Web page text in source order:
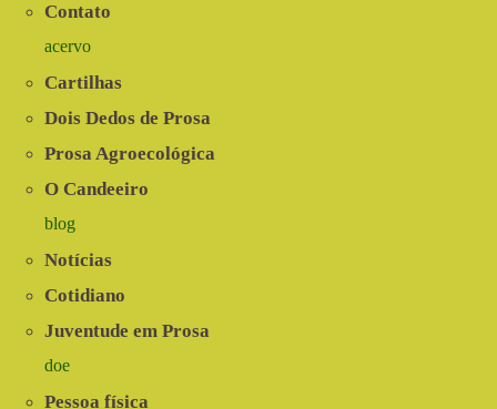
Contato
acervo
Cartilhas
Dois Dedos de Prosa
Prosa Agroecológica
O Candeeiro
blog
Notícias
Cotidiano
Juventude em Prosa
doe
Pessoa física